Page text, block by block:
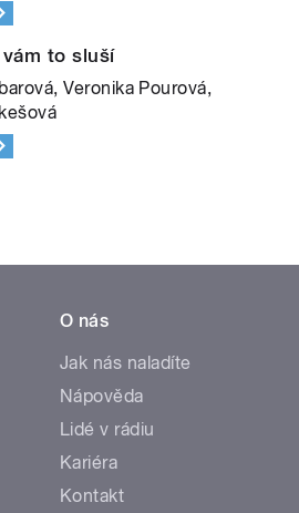
to sluší
Veronika Pourová,
O nás
Jak nás naladíte
Nápověda
Lidé v rádiu
Kariéra
Kontakt